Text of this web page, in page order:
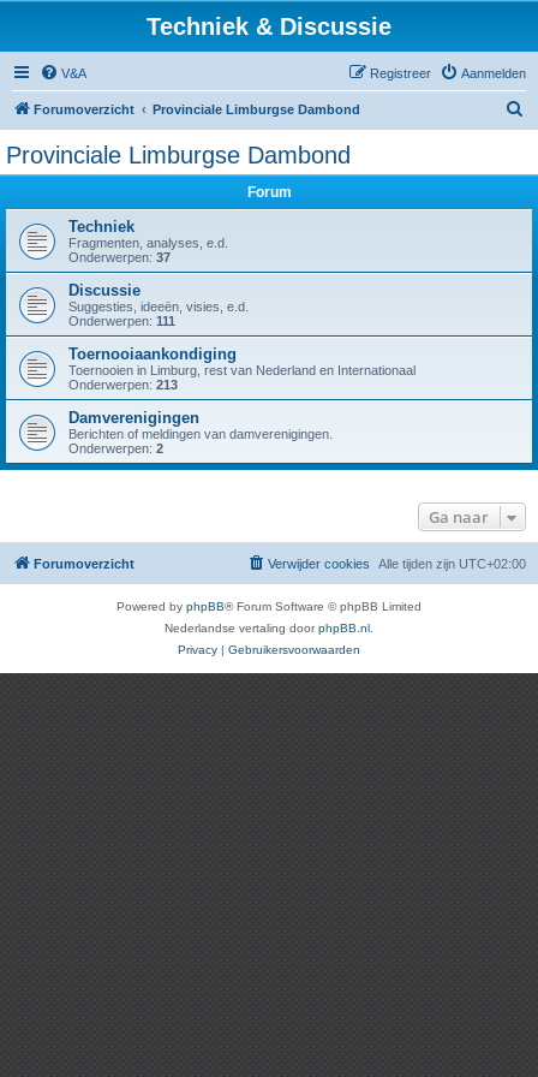
Techniek & Discussie
V&A Aanmelden
Registreer
Forumoverzicht Provinciale Limburgse Dambond
Provinciale Limburgse Dambond
Forum
Techniek
Fragmenten, analyses, e.d.
Onderwerpen: 37
Discussie
Suggesties, ideeën, visies, e.d.
Onderwerpen: 111
Toernooiaankondiging
Toernooien in Limburg, rest van Nederland en Internationaal
Onderwerpen: 213
Damverenigingen
Berichten of meldingen van damverenigingen.
Onderwerpen: 2
Ga naar
Forumoverzicht Alle tijden zijn UTC+02:00
Verwijder cookies
Powered by phpBB® Forum Software © phpBB Limited
Nederlandse vertaling doorphpBB.nl
Privacy | Gebruikersvoorwaarden